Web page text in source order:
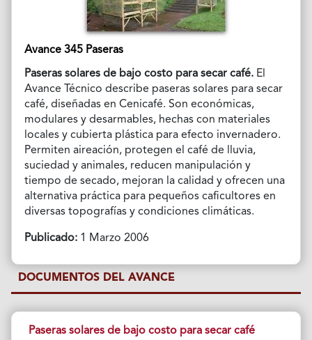
Avance 345 Paseras
Paseras solares de bajo costo para secar café. El
Avance Técnico describe paseras solares para secar
café, diseñadas en Cenicafé. Son económicas,
modulares y desarmables, hechas con materiales
locales y cubierta plástica para efecto invernadero.
Permiten aireación, protegen el café de lluvia,
suciedad y animales, reducen manipulación y
tiempo de secado, mejoran la calidad y ofrecen una
alternativa práctica para pequeños caficultores en
diversas topografías y condiciones climáticas.
Publicado:1 Marzo 2006
DOCUMENTOS DEL AVANCE
Paseras solares de bajo costo para secar café